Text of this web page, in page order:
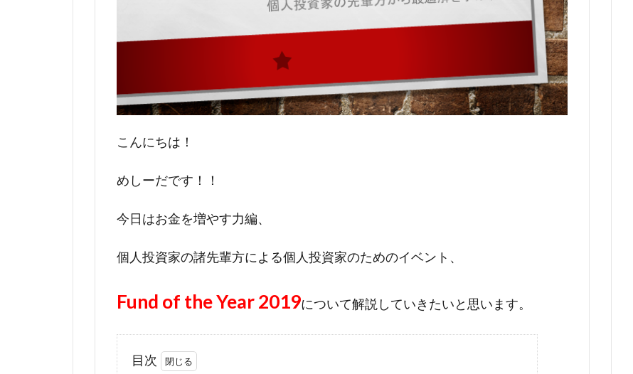
こんにちは！
めしーだです！！
今日はお金を増やす力編、
個人投資家の諸先輩方による個人投資家のためのイベント、
Fund of the Year 2019について解説していきたいと思います。
目次